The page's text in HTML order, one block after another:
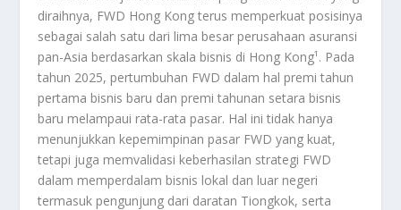
diraihnya, FWD Hong Kong terus memperkuat posisinya
sebagai salah satu dari lima besar perusahaan asuransi
pan-Asia berdasarkan skala bisnis di Hong Kong¹. Pada
tahun 2025, pertumbuhan FWD dalam hal premi tahun
pertama bisnis baru dan premi tahunan setara bisnis
baru melampaui rata-rata pasar. Hal ini tidak hanya
menunjukkan kepemimpinan pasar FWD yang kuat,
tetapi juga memvalidasi keberhasilan strategi FWD
dalam memperdalam bisnis lokal dan luar negeri
termasuk pengunjung dari daratan Tiongkok, serta